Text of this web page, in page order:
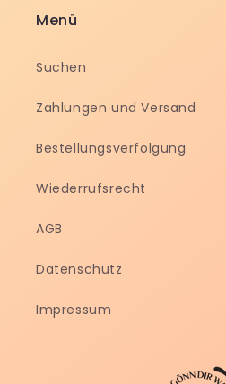
Menü
Suchen
Zahlungen und Versand
Bestellungsverfolgung
Wiederrufsrecht
AGB
Datenschutz
Impressum